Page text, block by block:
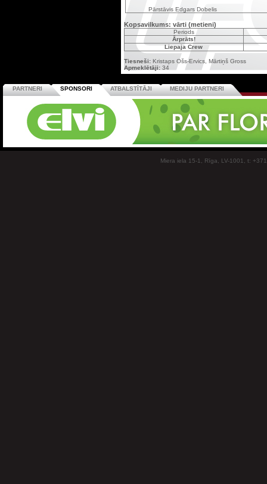
Pārstāvis Edgars Dobelis
Kopsavilkums: vārti (metieni)
Periods
Ārprāts!
Liepaja Crew
Tiesneši: Kristaps Ošs-Ervics, Mārtiņš Gross
Apmeklētāji: 34
PARTNERI SPONSORI ATBALSTĪTĀJI MEDIJU PARTNERI
Miera iela 15-1, Rīga, LV-1001, t: